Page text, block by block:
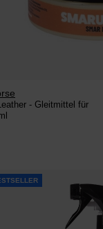
- Gleitmittel für